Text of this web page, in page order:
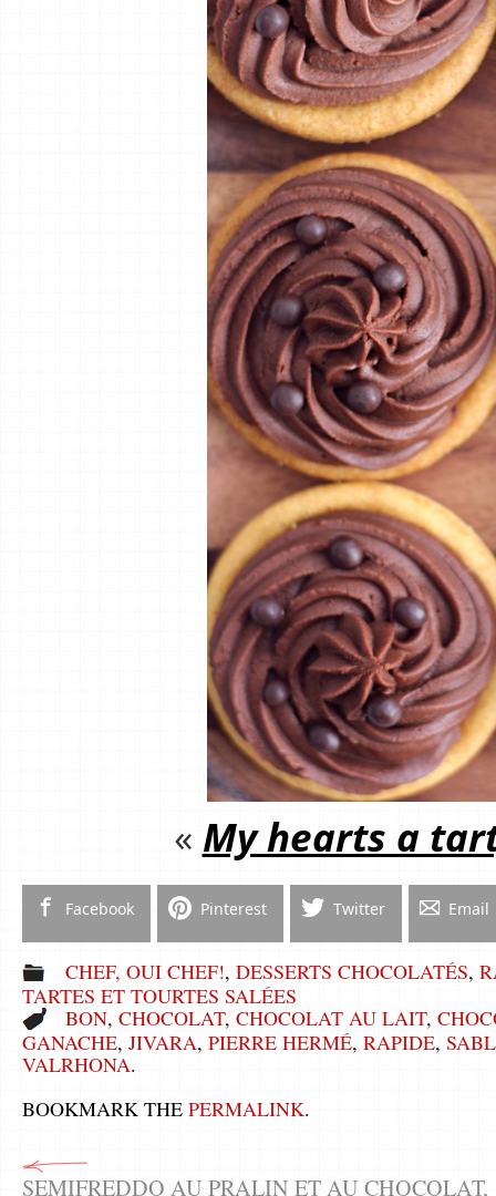
« My hearts a
Facebook Pinterest Twitter Email
CHEF, OUI CHEF!, DESSERTS CHOCOLATÉS,
TARTES ET TOURTES SALÉES
BON, CHOCOLAT, CHOCOLAT AU LAIT,
GANACHE, JIVARA, PIERRE HERMÉ, RAPIDE,
VALRHONA.
BOOKMARK THE PERMALINK.
SEMIFREDDO AU PRALIN ET AU CHOCOLAT,